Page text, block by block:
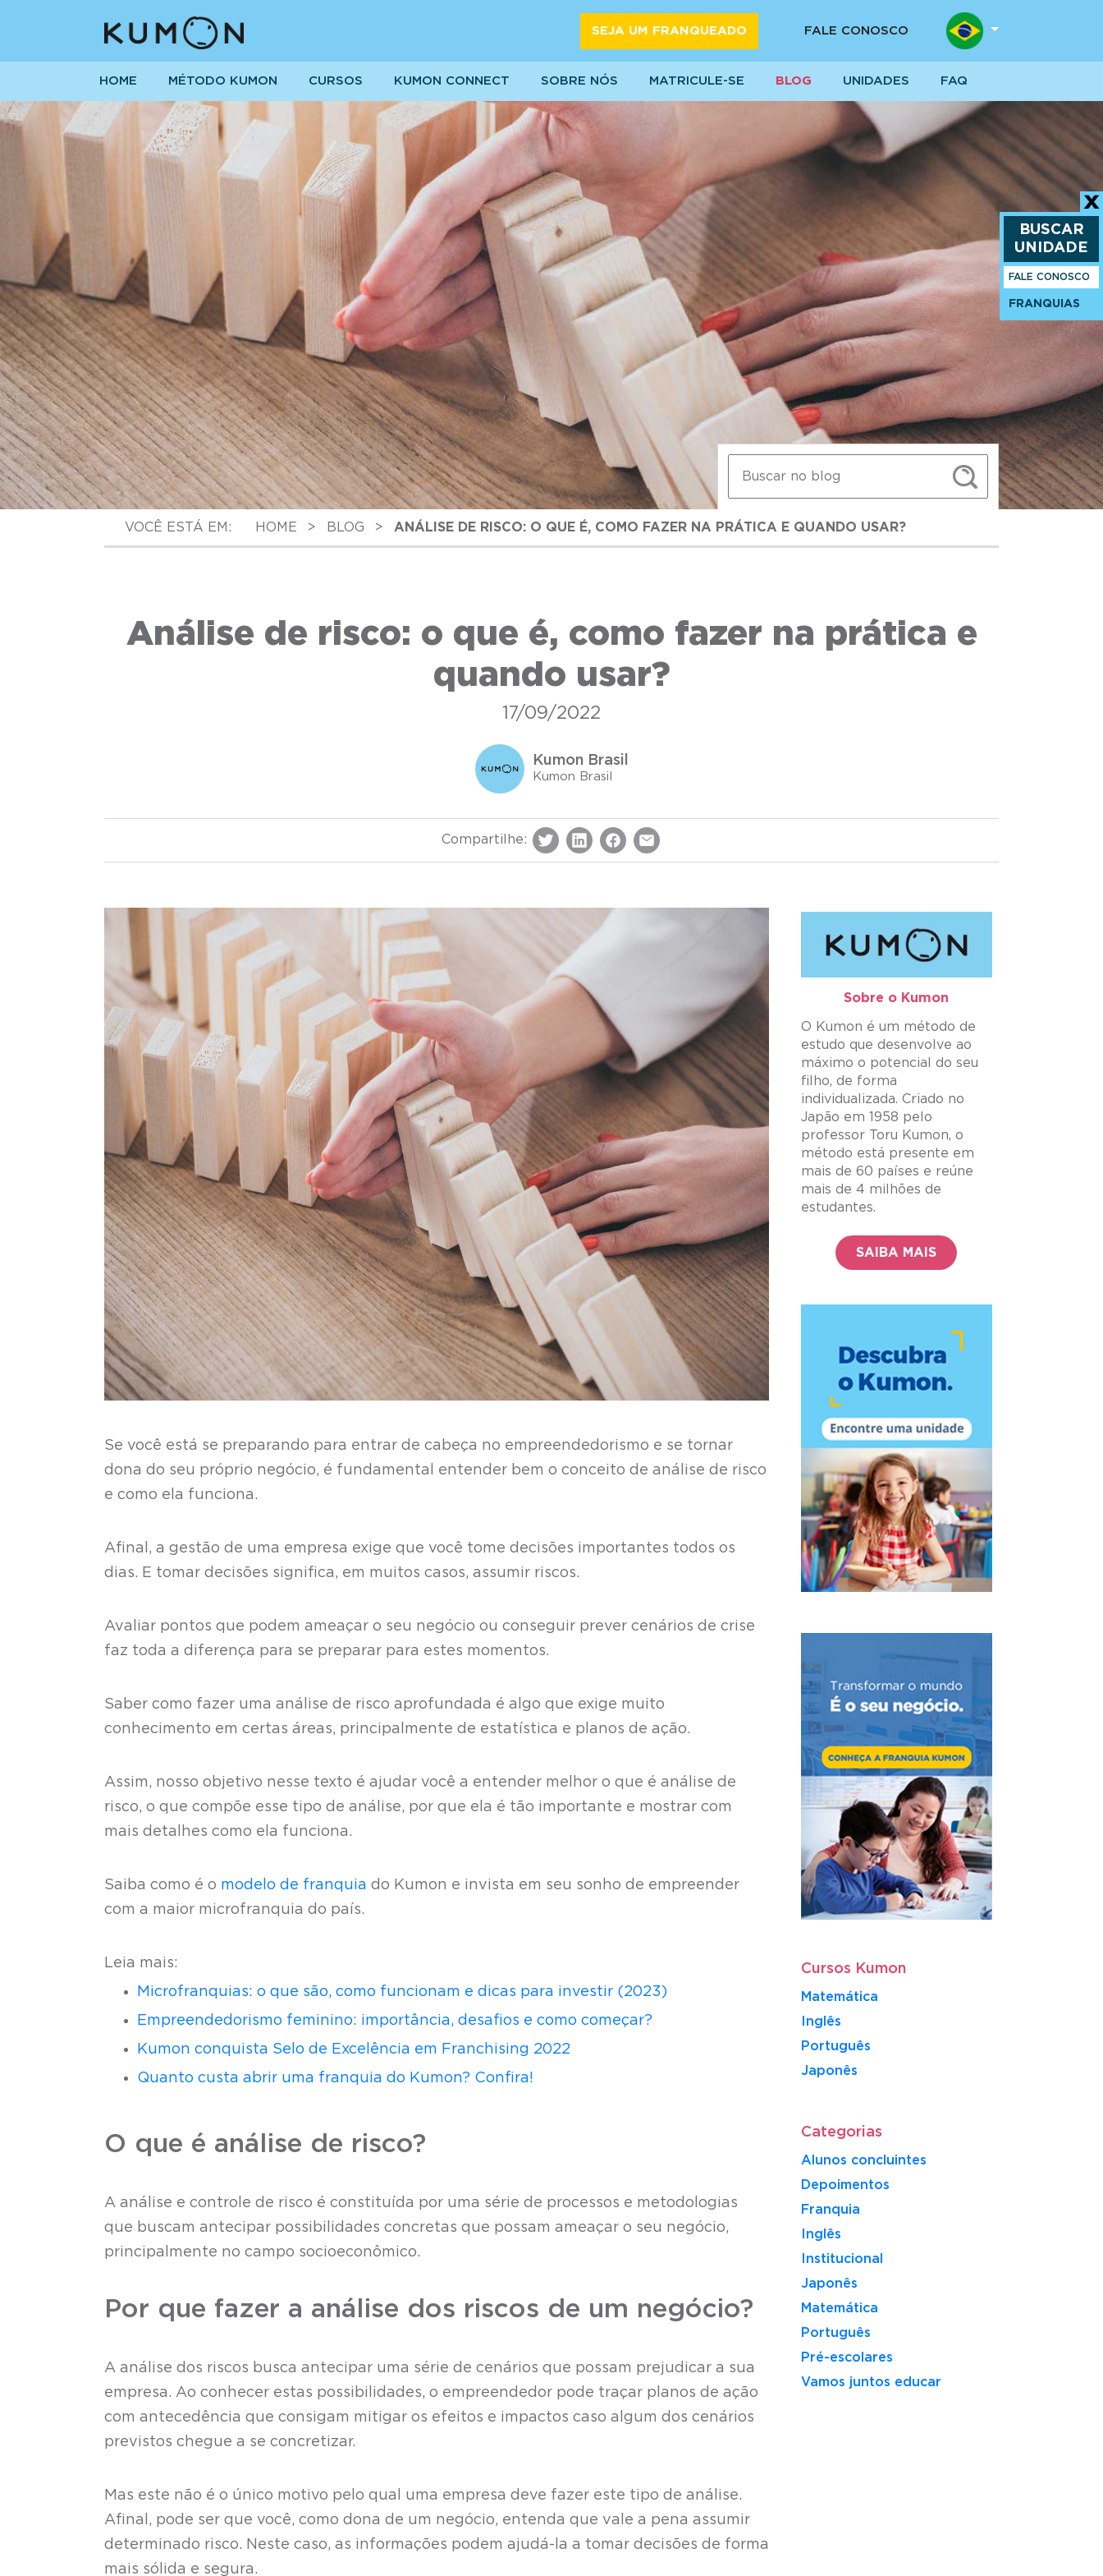
SEJA UM FRANQUEADO FALE CONOSCO
HOME MÉTODO KUMON CURSOS KUMON CONNECT SOBRE NÓS MATRICULE-SE BLOG UNIDADES FAQ
VOCÊ ESTÁ EM: HOME > BLOG > ANÁLISE DE RISCO: O QUE É, COMO FAZER NA PRÁTICA E QUANDO USAR?
Análise de risco: o que é, como fazer na prática e
quando usar?
17/09/2022
Kumon Brasil
Kumon Brasil
Compartilhe:
Se você está se preparando para entrar de cabeça no empreendedorismo e se tornar
dona do seu próprio negócio, é fundamental entender bem o conceito de análise de risco
e como ela funciona.
Afinal, a gestão de uma empresa exige que você tome decisões importantes todos os
dias. E tomar decisões significa, em muitos casos, assumir riscos.
Avaliar pontos que podem ameaçar o seu negócio ou conseguir prever cenários de crise
faz toda a diferença para se preparar para estes momentos.
Saber como fazer uma análise de risco aprofundada é algo que exige muito
conhecimento em certas áreas, principalmente de estatística e planos de ação.
Assim, nosso objetivo nesse texto é ajudar você a entender melhor o que é análise de
risco, o que compõe esse tipo de análise, por que ela é tão importante e mostrar com
mais detalhes como ela funciona.
Saiba como é o modelo de franquia do Kumon e invista em seu sonho de empreender
com a maior microfranquia do país.
Leia mais:
Microfranquias: o que são, como funcionam e dicas para investir (2023)
Empreendedorismo feminino: importância, desafios e como começar?
Kumon conquista Selo de Excelência em Franchising 2022
Quanto custa abrir uma franquia do Kumon? Confira!
O que é análise de risco?
A análise e controle de risco é constituída por uma série de processos e metodologias
que buscam antecipar possibilidades concretas que possam ameaçar o seu negócio,
principalmente no campo socioeconômico.
Por que fazer a análise dos riscos de um negócio?
A análise dos riscos busca antecipar uma série de cenários que possam prejudicar a sua
empresa. Ao conhecer estas possibilidades, o empreendedor pode traçar planos de ação
com antecedência que consigam mitigar os efeitos e impactos caso algum dos cenários
previstos chegue a se concretizar.
Mas este não é o único motivo pelo qual uma empresa deve fazer este tipo de análise.
Afinal, pode ser que você, como dona de um negócio, entenda que vale a pena assumir
determinado risco. Neste caso, as informações podem ajudá-la a tomar decisões de forma
mais sólida e segura.
Sobre o Kumon​
O Kumon é um método de
estudo que desenvolve ao
máximo o potencial do seu
filho, de forma
individualizada. Criado no
Japão em 1958 pelo
professor Toru Kumon, o
método está presente em
mais de 60 países e reúne
mais de 4 milhões de
estudantes.
SAIBA MAIS
Cursos Kumon
Matemática
Inglês
Português
​Japonês
Categorias
Alunos concluintes
Depoimentos
Franquia
Inglês
Institucional
Japonês
Matemática
Português
Pré-escolares
Vamos juntos educar
BUSCAR
UNIDADE
FALE CONOSCO
FRANQUIAS